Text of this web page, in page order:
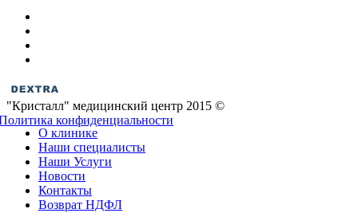
"Кристалл" медицинский центр 2015 ©
конфиденциальности
О клинике
Наши специалисты
Наши Услуги
Новости
Контакты
Возврат НДФЛ